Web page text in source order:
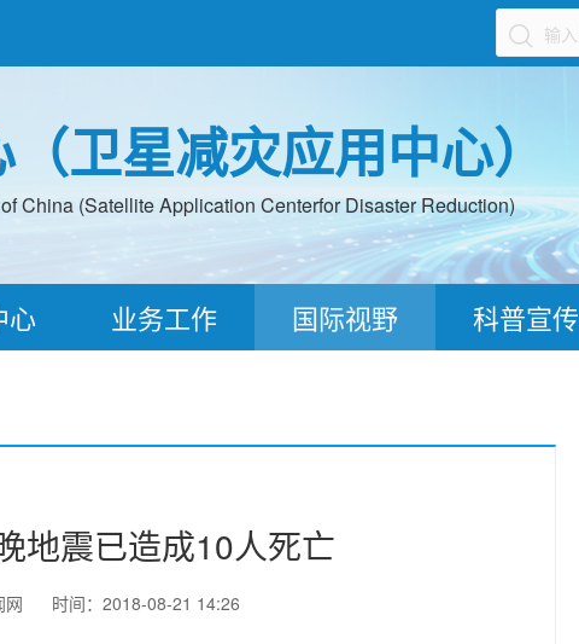
卫星减灾应用中心）
China (Satellite Application Centerfor Disaster Reduction)
心 业务工作 国际视野 科普宣传
地震已造成10人死亡
网 时间：2018-08-21 14:26